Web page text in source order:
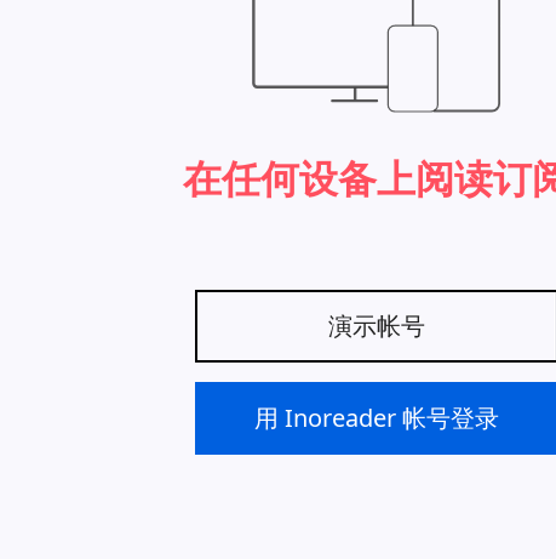
在任何设备上阅读订
演示帐号
用 Inoreader 帐号登录